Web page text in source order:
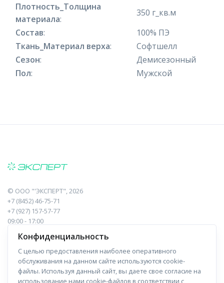
Плотность_Толщина
материала:
350 г_кв.м
Состав:
100% ПЭ
Ткань_Материал верха:
Софтшелл
Сезон:
Демисезонный
Пол: Мужской
© ООО "'ЭКСПЕРТ", 2026
+7 (8452) 46-75-71
+7 (927) 157-57-77
09:00 - 17:00
410017, Саратов, Пугачева, 10 к1, оф.23
Навигация
Прайс-лист
Информация
О компании
Конфиденциальность
С целью предоставления наиболее оперативного
обслуживания на данном сайте используются cookie-
файлы. Используя данный сайт, вы даете свое согласие на
использование нами cookie-файлов в соответствии с